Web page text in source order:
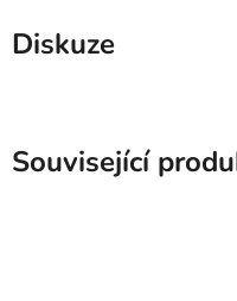
Diskuze
Související